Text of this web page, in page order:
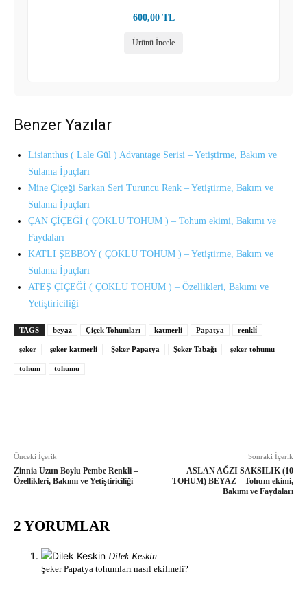
600,00 TL
Ürünü İncele
Benzer Yazılar
Lisianthus ( Lale Gül ) Advantage Serisi – Yetiştirme, Bakım ve
Sulama İpuçları
Mine Çiçeği Sarkan Seri Turuncu Renk – Yetiştirme, Bakım ve
Sulama İpuçları
ÇAN ÇİÇEĞİ ( ÇOKLU TOHUM ) – Tohum ekimi, Bakımı ve
Faydaları
KATLI ŞEBBOY ( ÇOKLU TOHUM ) – Yetiştirme, Bakım ve
Sulama İpuçları
ATEŞ ÇİÇEĞİ ( ÇOKLU TOHUM ) – Özellikleri, Bakımı ve
Yetiştiriciliği
TAGS beyaz Çiçek Tohumları katmerli Papatya renkli̇
şeker şeker katmerli Şeker Papatya Şeker Tabağı şeker tohumu
tohum tohumu
Önceki İçerik
Zinnia Uzun Boylu Pembe Renkli –
Özellikleri, Bakımı ve Yetiştiriciliği
Sonraki İçerik
ASLAN AĞZI SAKSILIK (10
TOHUM) BEYAZ – Tohum ekimi,
Bakımı ve Faydaları
2 YORUMLAR
Dilek Keskin
Şeker Papatya tohumları nasıl ekilmeli?